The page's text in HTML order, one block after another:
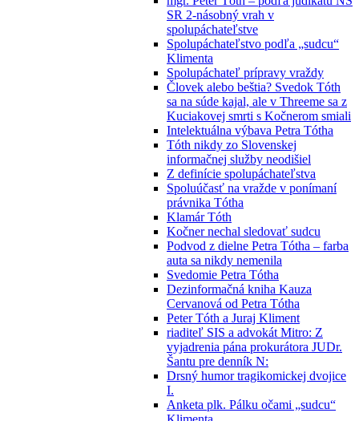
SR 2-násobný vrah v
spolupáchateľstve
Spolupáchateľstvo podľa „sudcu“
Klimenta
Spolupáchateľ prípravy vraždy
Človek alebo beštia? Svedok Tóth
sa na súde kajal, ale v Threeme sa z
Kuciakovej smrti s Kočnerom smiali
Intelektuálna výbava Petra Tótha
Tóth nikdy zo Slovenskej
informačnej služby neodišiel
Z definície spolupáchateľstva
Spoluúčasť na vražde v ponímaní
právnika Tótha
Klamár Tóth
Kočner nechal sledovať sudcu
Podvod z dielne Petra Tótha – farba
auta sa nikdy nemenila
Svedomie Petra Tótha
Dezinformačná kniha Kauza
Cervanová od Petra Tótha
Peter Tóth a Juraj Kliment
riaditeľ SIS a advokát Mitro: Z
vyjadrenia pána prokurátora JUDr.
Šantu pre denník N:
Drsný humor tragikomickej dvojice
I.
Anketa plk. Pálku očami „sudcu“